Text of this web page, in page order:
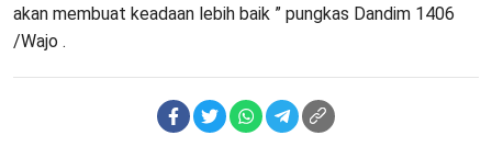
akan membuat keadaan lebih baik ” pungkas Dandim 1406
/Wajo .